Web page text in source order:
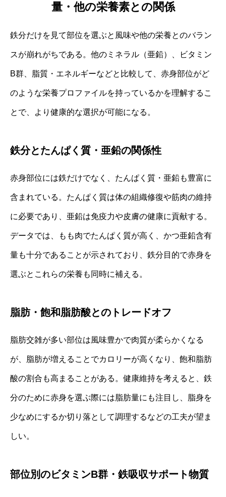
量・他の栄養素との関係
鉄分だけを見て部位を選ぶと風味や他の栄養とのバラン
スが崩れがちである。他のミネラル（亜鉛）、ビタミン
B群、脂質・エネルギーなどと比較して、赤身部位がど
のような栄養プロファイルを持っているかを理解するこ
とで、より健康的な選択が可能になる。
鉄分とたんぱく質・亜鉛の関係性
赤身部位には鉄だけでなく、たんぱく質・亜鉛も豊富に
含まれている。たんぱく質は体の組織修復や筋肉の維持
に必要であり、亜鉛は免疫力や皮膚の健康に貢献する。
データでは、もも肉でたんぱく質が高く、かつ亜鉛含有
量も十分であることが示されており、鉄分目的で赤身を
選ぶとこれらの栄養も同時に補える。
脂肪・飽和脂肪酸とのトレードオフ
脂肪交雑が多い部位は風味豊かで肉質が柔らかくなる
が、脂肪が増えることでカロリーが高くなり、飽和脂肪
酸の割合も高まることがある。健康維持を考えると、鉄
分のために赤身を選ぶ際には脂肪量にも注目し、脂身を
少なめにするか切り落として調理するなどの工夫が望ま
しい。
部位別のビタミンB群・鉄吸収サポート物質